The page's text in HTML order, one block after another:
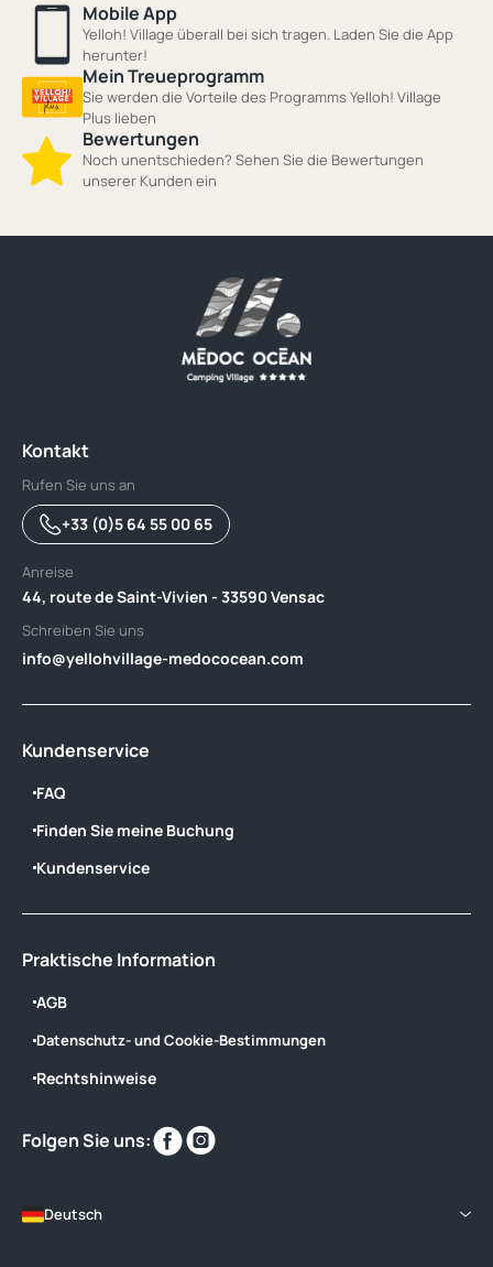
Mobile App
Yelloh! Village überall bei sich tragen. Laden Sie die App
herunter!
Mein Treueprogramm
Sie werden die Vorteile des Programms Yelloh! Village
Plus lieben
Bewertungen
Noch unentschieden? Sehen Sie die Bewertungen
unserer Kunden ein
Kontakt
Rufen Sie uns an
+33 (0)5 64 55 00 65
Anreise
44, route de Saint-Vivien - 33590 Vensac
Schreiben Sie uns
info@yellohvillage-medococean.com
Kundenservice
FAQ
Finden Sie meine Buchung
Kundenservice
Praktische Information
AGB
Datenschutz- und Cookie-Bestimmungen
Rechtshinweise
Folgen Sie uns:
Finden
Sie
Deutsch